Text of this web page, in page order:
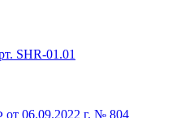
SHR-01.01
06.09.2022 г. № 804